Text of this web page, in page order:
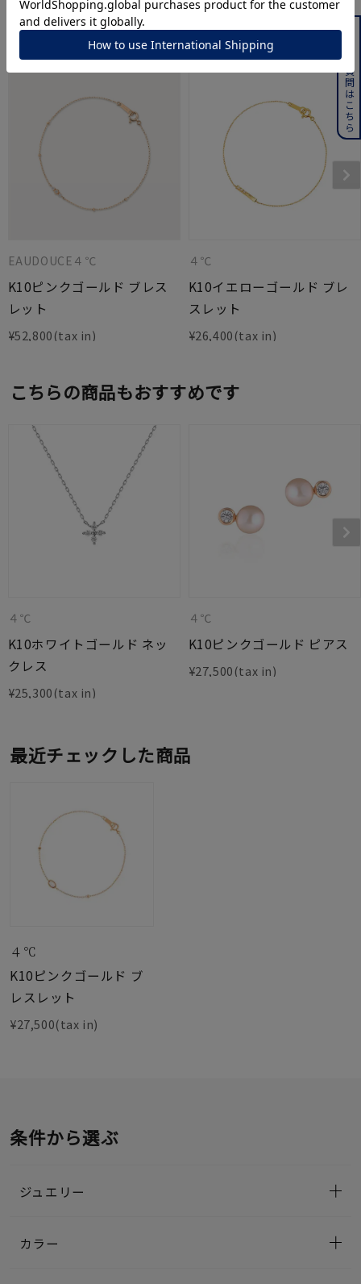
このアイテムをご覧の方に人気のアイテム
EAUDOUCE４℃
K10ピンクゴールド ブレス
レット
¥52,800
４℃
K10イエローゴールド ブレ
スレット
¥26,400
こちらの商品もおすすめです
４℃
K10ホワイトゴールド ネッ
クレス
¥25,300
４℃
K10ピンクゴールド ピアス
¥27,500
最近チェックした商品
４℃
K10ピンクゴールド ブ
レスレット
¥27,500(tax in)
条件から選ぶ
ジュエリー
カラー
よくある質問はこちら